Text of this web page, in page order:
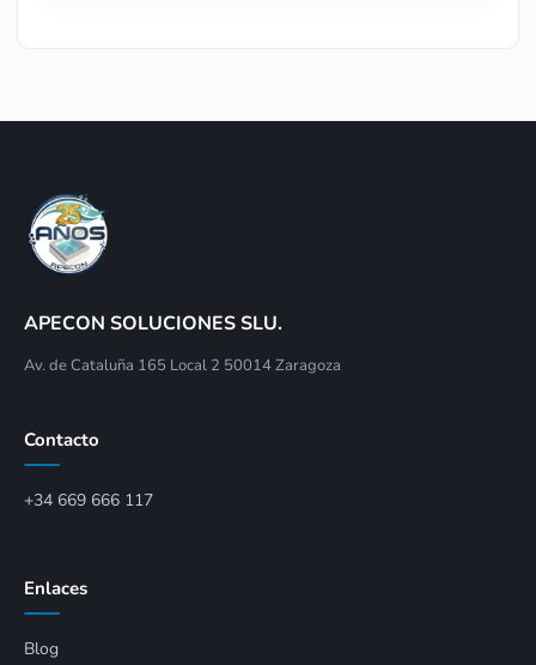
APECON SOLUCIONES SLU.
Av. de Cataluña 165 Local 2 50014 Zaragoza
Contacto
+34 669 666 117
Enlaces
Blog